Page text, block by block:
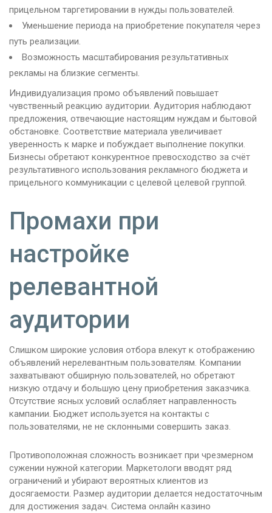
прицельном таргетировании в нужды пользователей.
Уменьшение периода на приобретение покупателя через
путь реализации.
Возможность масштабирования результативных
рекламы на близкие сегменты.
Индивидуализация промо объявлений повышает
чувственный реакцию аудитории. Аудитория наблюдают
предложения, отвечающие настоящим нуждам и бытовой
обстановке. Соответствие материала увеличивает
уверенность к марке и побуждает выполнение покупки.
Бизнесы обретают конкурентное превосходство за счёт
результативного использования рекламного бюджета и
прицельного коммуникации с целевой целевой группой.
Промахи при
настройке
релевантной
аудитории
Слишком широкие условия отбора влекут к отображению
объявлений нерелевантным пользователям. Компании
захватывают обширную пользователей, но обретают
низкую отдачу и большую цену приобретения заказчика.
Отсутствие ясных условий ослабляет направленность
кампании. Бюджет используется на контакты с
пользователями, не не склонными совершить заказ.
Противоположная сложность возникает при чрезмерном
сужении нужной категории. Маркетологи вводят ряд
ограничений и убирают вероятных клиентов из
досягаемости. Размер аудитории делается недостаточным
для достижения задач. Система онлайн казино